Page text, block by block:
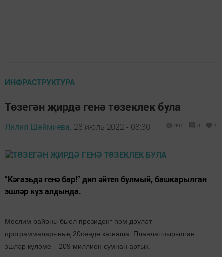
ИНФРАСТРУКТУРА
Төзегән җирдә генә төзеклек була
Лилия Шәймиева, 28 июль 2022 - 08:30 997 0 1
“Кәгазьдә генә бар!” дип әйтеп булмый, башкарылган
эшләр күз алдында.
Мөслим районы быел президент һәм дәүләт
программаларының 20сендә катнаша. Планлаштырылган
эшләр күләме – 209 миллион сумнан артык.